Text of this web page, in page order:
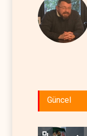
Güncel